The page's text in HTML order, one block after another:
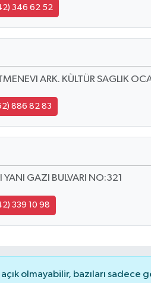
346 62 52
ARK. KÜLTÜR SAGLIK
886 82 83
GAZI BULVARI NO:321
339 10 98
olmayabilir, bazıları sadece